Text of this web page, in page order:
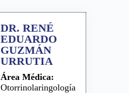
DR. RENÉ
EDUARDO
GUZMÁN
URRUTIA
Área Médica:
Otorrinolaringología